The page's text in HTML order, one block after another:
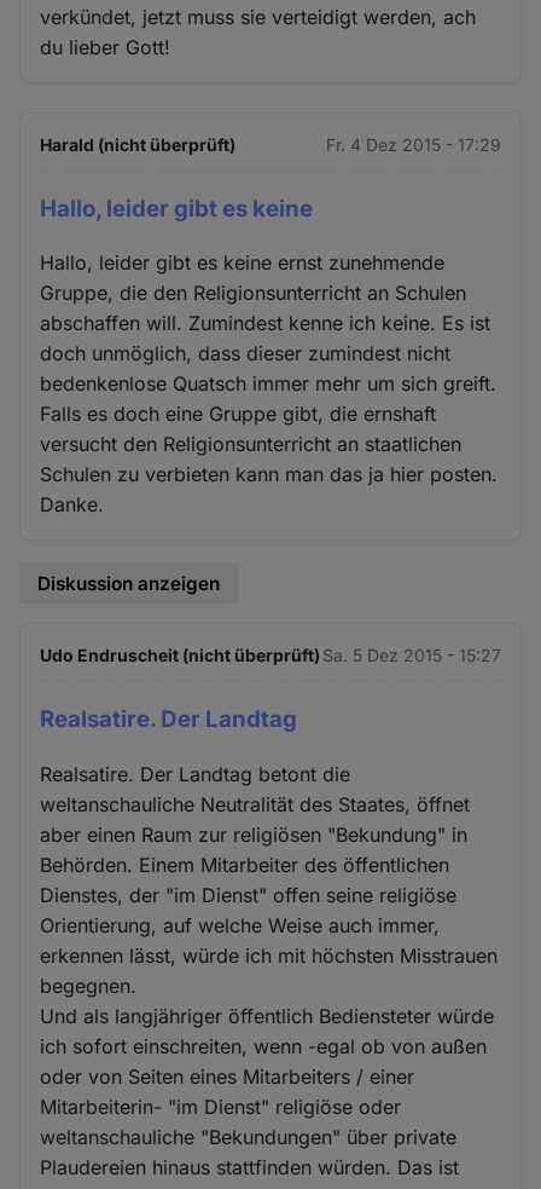
verkündet, jetzt muss sie verteidigt werden, ach
du lieber Gott!
Harald (nicht überprüft) Fr. 4 Dez 2015 - 17:29
Hallo, leider gibt es keine
Hallo, leider gibt es keine ernst zunehmende
Gruppe, die den Religionsunterricht an Schulen
abschaffen will. Zumindest kenne ich keine. Es ist
doch unmöglich, dass dieser zumindest nicht
bedenkenlose Quatsch immer mehr um sich greift.
Falls es doch eine Gruppe gibt, die ernshaft
versucht den Religionsunterricht an staatlichen
Schulen zu verbieten kann man das ja hier posten.
Danke.
Diskussion anzeigen
Udo Endruscheit (nicht überprüft) Sa. 5 Dez 2015 - 15:27
Realsatire. Der Landtag
Realsatire. Der Landtag betont die
weltanschauliche Neutralität des Staates, öffnet
aber einen Raum zur religiösen "Bekundung" in
Behörden. Einem Mitarbeiter des öffentlichen
Dienstes, der "im Dienst" offen seine religiöse
Orientierung, auf welche Weise auch immer,
erkennen lässt, würde ich mit höchsten Misstrauen
begegnen.
Und als langjähriger öffentlich Bediensteter würde
ich sofort einschreiten, wenn -egal ob von außen
oder von Seiten eines Mitarbeiters / einer
Mitarbeiterin- "im Dienst" religiöse oder
weltanschauliche "Bekundungen" über private
Plaudereien hinaus stattfinden würden. Das ist